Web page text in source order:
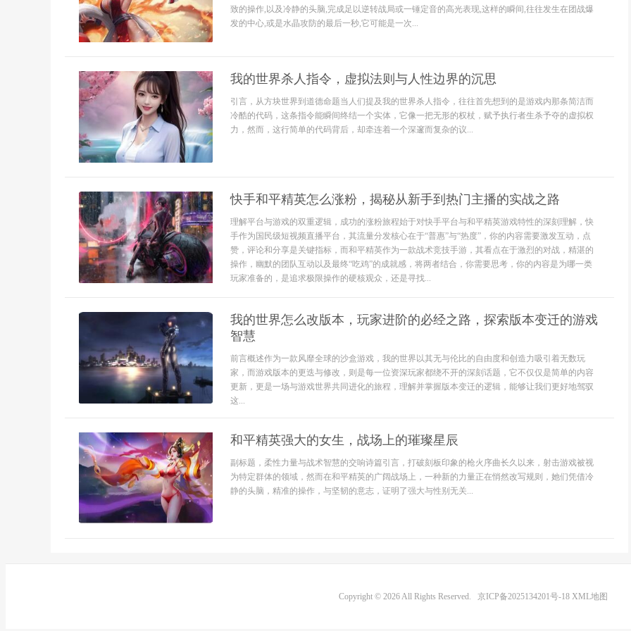
致的操作,以及冷静的头脑,完成足以逆转战局或一锤定音的高光表现,这样的瞬间,往往发生在团战爆
发的中心,或是水晶攻防的最后一秒,它可能是一次...
我的世界杀人指令，虚拟法则与人性边界的沉思
引言，从方块世界到道德命题当人们提及我的世界杀人指令，往往首先想到的是游戏内那条简洁而
冷酷的代码，这条指令能瞬间终结一个实体，它像一把无形的权杖，赋予执行者生杀予夺的虚拟权
力，然而，这行简单的代码背后，却牵连着一个深邃而复杂的议...
快手和平精英怎么涨粉，揭秘从新手到热门主播的实战之路
理解平台与游戏的双重逻辑，成功的涨粉旅程始于对快手平台与和平精英游戏特性的深刻理解，快
手作为国民级短视频直播平台，其流量分发核心在于“普惠”与“热度”，你的内容需要激发互动，点
赞，评论和分享是关键指标，而和平精英作为一款战术竞技手游，其看点在于激烈的对战，精湛的
操作，幽默的团队互动以及最终“吃鸡”的成就感，将两者结合，你需要思考，你的内容是为哪一类
玩家准备的，是追求极限操作的硬核观众，还是寻找...
我的世界怎么改版本，玩家进阶的必经之路，探索版本变迁的游戏
智慧
前言概述作为一款风靡全球的沙盒游戏，我的世界以其无与伦比的自由度和创造力吸引着无数玩
家，而游戏版本的更迭与修改，则是每一位资深玩家都绕不开的深刻话题，它不仅仅是简单的内容
更新，更是一场与游戏世界共同进化的旅程，理解并掌握版本变迁的逻辑，能够让我们更好地驾驭
这...
和平精英强大的女生，战场上的璀璨星辰
副标题，柔性力量与战术智慧的交响诗篇引言，打破刻板印象的枪火序曲长久以来，射击游戏被视
为特定群体的领域，然而在和平精英的广阔战场上，一种新的力量正在悄然改写规则，她们凭借冷
静的头脑，精准的操作，与坚韧的意志，证明了强大与性别无关...
Copyright © 2026 All Rights Reserved. 京ICP备2025134201号-18 XML地图